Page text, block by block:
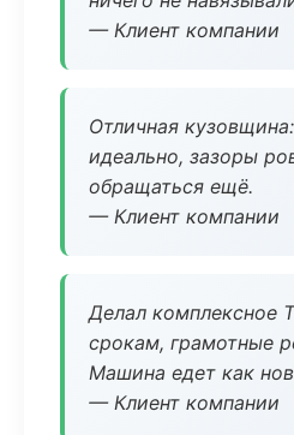
— Клиент компании
Отличная
идеально, зазоры
обращаться ещё.
— Клиент компании
Делал комплексное
срокам, грамотные
Машина едет как
— Клиент компании